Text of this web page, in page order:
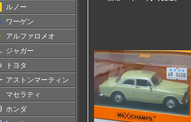
ルノー
ワーゲン
アルファロメオ
ジャガー
トヨタ
アストンマーティン
マセラティ
ホンダ